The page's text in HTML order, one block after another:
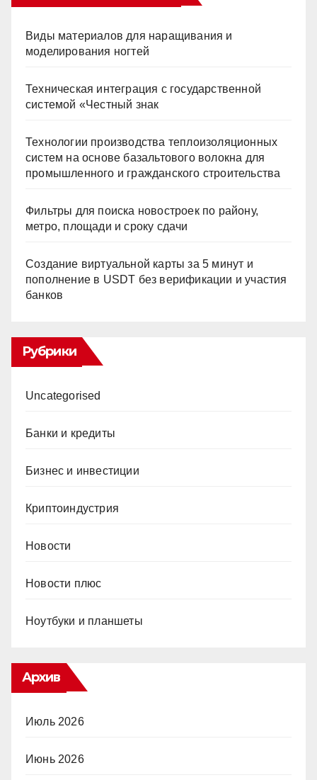
Виды материалов для наращивания и
моделирования ногтей
Техническая интеграция с государственной
системой «Честный знак
Технологии производства теплоизоляционных
систем на основе базальтового волокна для
промышленного и гражданского строительства
Фильтры для поиска новостроек по району,
метро, площади и сроку сдачи
Создание виртуальной карты за 5 минут и
пополнение в USDT без верификации и участия
банков
Рубрики
Uncategorised
Банки и кредиты
Бизнес и инвестиции
Криптоиндустрия
Новости
Новости плюс
Ноутбуки и планшеты
Архив
Июль 2026
Июнь 2026